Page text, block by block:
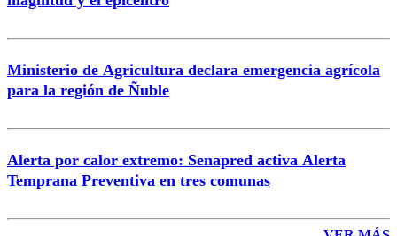
Ministerio de Agricultura declara emergencia agrícola
para la región de Ñuble
Alerta por calor extremo: Senapred activa Alerta
Temprana Preventiva en tres comunas